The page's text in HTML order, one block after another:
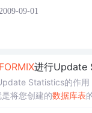
09-01
进行Update
Statistics的作
将您创建的数据库表